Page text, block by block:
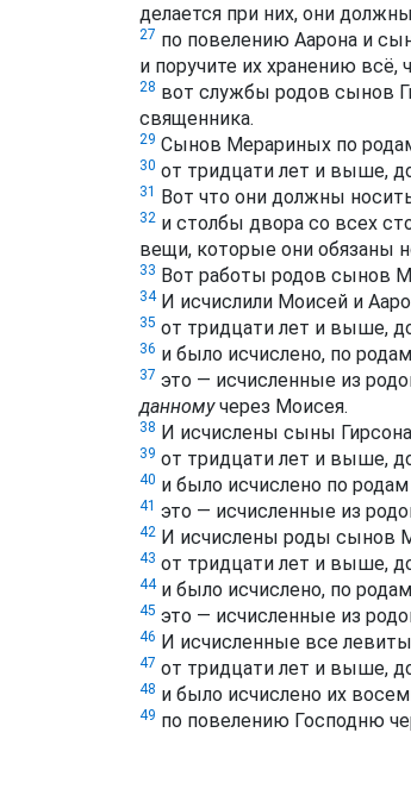
делается при них, они
27 по повелению Аарона и
и поручите их хранению всё,
28 вот службы родов сынов
священника.
29 Сынов Мерариных по
30 от тридцати лет и выше,
31 Вот что они должны
32 и столбы двора со всех
вещи, которые они обязаны
33 Вот работы родов сынов
34И исчислили Моисей и
35 от тридцати лет и выше,
36 и было исчислено, по
37 это — исчисленные из
данномучерез Моисея.
38 И исчислены сыны
39 от тридцати лет и выше,
40 и было исчислено по
41 это — исчисленные из
42 И исчислены роды сынов
43 от тридцати лет и выше,
44и было исчислено, по
45 это — исчисленные из
46 И исчисленные все
47 от тридцати лет и выше,
48 и было исчислено их
49 по повелению Господню